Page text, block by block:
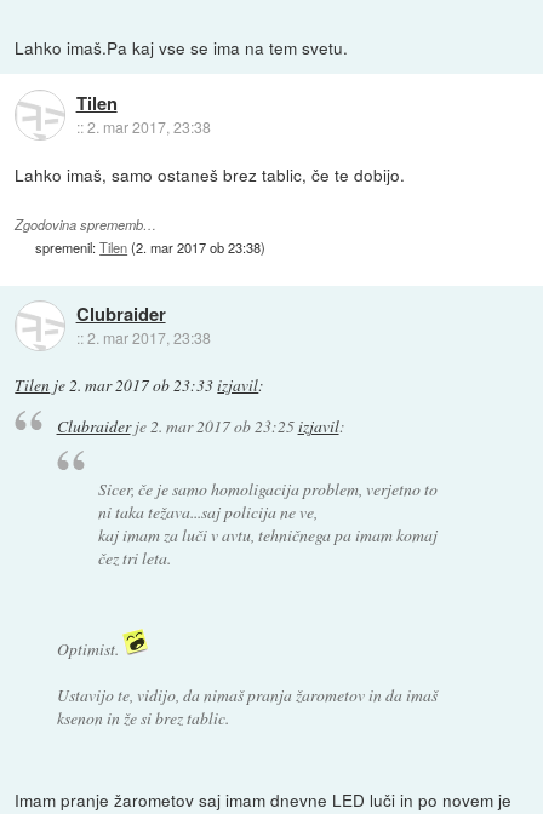
Lahko imaš.Pa kaj vse se ima na tem svetu.
Tilen
::2. mar 2017, 23:38
Lahko imaš, samo ostaneš brez tablic, če te dobijo.
Zgodovina sprememb…
spremenil:Tilen(2. mar 2017 ob 23:38)
Clubraider
::2. mar 2017, 23:38
Tilen je2. mar 2017 ob 23:33izjavil:
Clubraiderje2. mar 2017 ob 23:25izjavil:
Sicer, če je samo homoligacija problem, verjetno to
ni taka težava...saj policija ne ve,
kaj imam za luči v avtu, tehničnega pa imam komaj
čez tri leta.
Optimist.
Ustavijo te, vidijo, da nimaš pranja žarometov in da imaš
ksenon in že si brez tablic.
Imam pranje žarometov saj imam dnevne LED luči in po novem je